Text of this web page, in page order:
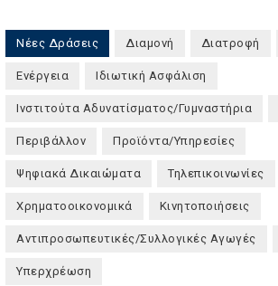
Νέες Δράσεις (ενεργή καρτέλα)
Διαμονή Διατροφή
Ενέργεια Ιδιωτική Ασφάλιση
Ινστιτούτα Αδυνατίσματος/Γυμναστήρια
Περιβάλλον Προϊόντα/Υπηρεσίες
Ψηφιακά Δικαιώματα Τηλεπικοινωνίες
Χρηματοοικονομικά Κινητοποιήσεις
Αντιπροσωπευτικές/Συλλογικές Αγωγές
Υπερχρέωση